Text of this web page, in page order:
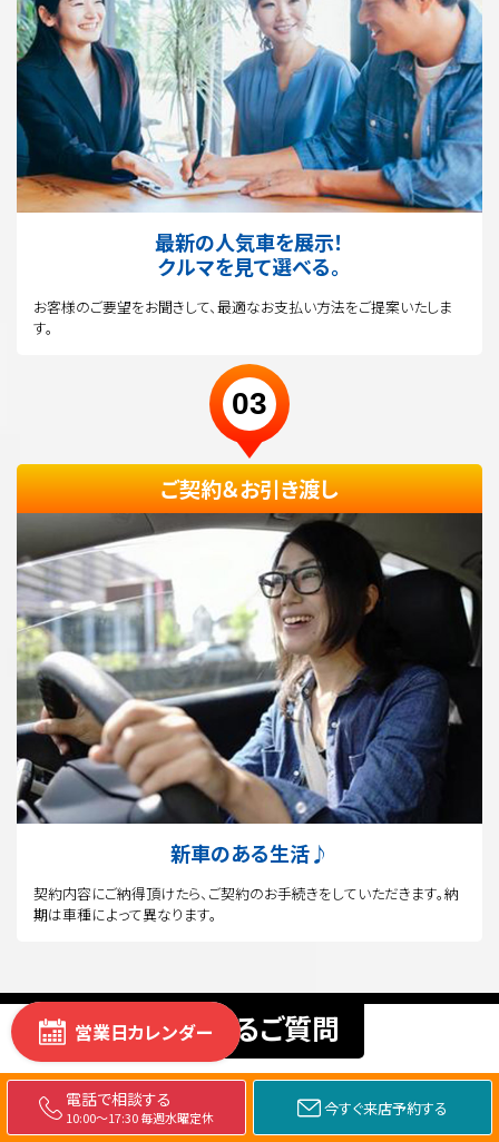
最新の人気車を展示！
クルマを見て選べる。
お客様のご要望をお聞きして、最適なお支払い方法をご提案いたしま
す。
03
ご契約＆お引き渡し
新車のある生活♪
契約内容にご納得頂けたら、ご契約のお手続きをしていただきます。納
期は車種によって異なります。
よくあるご質問
Q なぜ、他店よりも安く新車が買えるのですか?
電話で相談する
10:00～17:30 毎週水曜定休 今すぐ来店予約する
営業日カレンダー
車